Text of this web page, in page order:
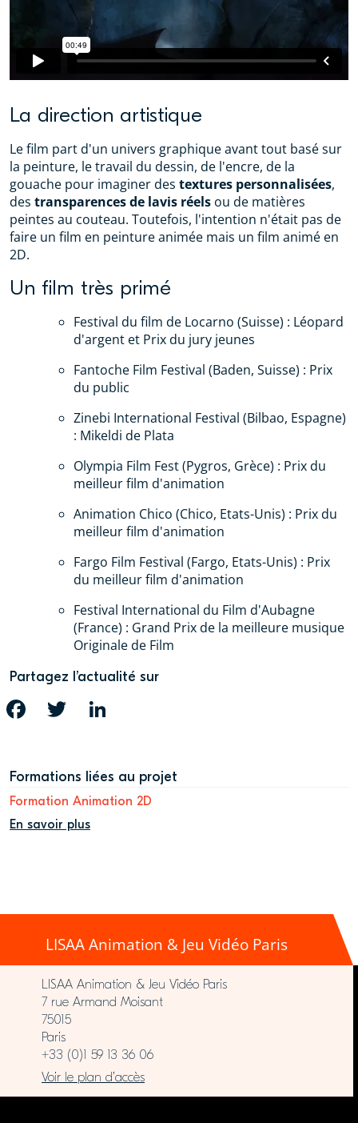
La direction artistique
Le film part d'un univers graphique avant tout basé sur
la peinture, le travail du dessin, de l'encre, de la
gouache pour imaginer des textures personnalisées,
des transparences de lavis réels ou de matières
peintes au couteau. Toutefois, l'intention n'était pas de
faire un film en peinture animée mais un film animé en
2D.
Un film très primé
Festival du film de Locarno (Suisse) : Léopard
d'argent et Prix du jury jeunes
Fantoche Film Festival (Baden, Suisse) : Prix
du public
Zinebi International Festival (Bilbao, Espagne)
: Mikeldi de Plata
Olympia Film Fest (Pygros, Grèce) : Prix du
meilleur film d'animation
Animation Chico (Chico, Etats-Unis) : Prix du
meilleur film d'animation
Fargo Film Festival (Fargo, Etats-Unis) : Prix
du meilleur film d'animation
Festival International du Film d'Aubagne
(France) : Grand Prix de la meilleure musique
Originale de Film
Partagez l’actualité sur
FACEBOOK TWITTER
Formations liées au projet
Formation Animation 2D
En savoir plus
LISAA Animation & Jeu Vidéo Paris
LISAA Animation & Jeu Vidéo Paris
7 rue Armand Moisant
75015
Paris
+33 (0)1 59 13 36 06
Voir le plan d’accès